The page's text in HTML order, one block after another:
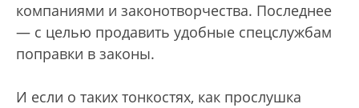
компаниями и законотворчества. Последнее
— с целью продавить удобные спецслужбам
поправки в законы.
И если о таких тонкостях, как прослушка